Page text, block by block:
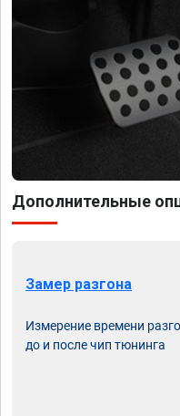
Дополнительные
Замер разгона
Измерение времени
до и после чип тюнинга